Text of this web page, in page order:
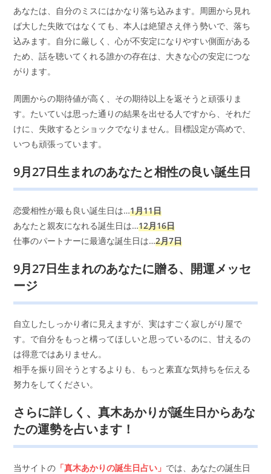
あなたは、自分のミスにはかなり落ち込みます。周囲から見れ
ば大した失敗ではなくても、本人は絶望さえ伴う勢いで、落ち
込みます。自分に厳しく、心が不安定になりやすい側面がある
ため、話を聴いてくれる誰かの存在は、大きな心の安定につな
がります。
周囲からの期待値が高く、その期待以上を返そうと頑張りま
す。たいていは思った通りの結果を出せる人ですから、それだ
けに、失敗するとショックでなりません。目標設定が高めで、
いつも頑張っています。
9月27日生まれのあなたと相性の良い誕生日
恋愛相性が最も良い誕生日は…1月11日
あなたと親友になれる誕生日は…12月16日
仕事のパートナーに最適な誕生日は…2月7日
9月27日生まれのあなたに贈る、開運メッセ
ージ
自立したしっかり者に見えますが、実はすごく寂しがり屋で
す。で自分をもっと構ってほしいと思っているのに、甘えるの
は得意ではありません。
相手を振り回そうとするよりも、もっと素直な気持ちを伝える
努力をしてください。
さらに詳しく、真木あかりが誕生日からあな
たの運勢を占います！
当サイトの 「真木あかりの誕生日占い」 では、あなたの誕生日